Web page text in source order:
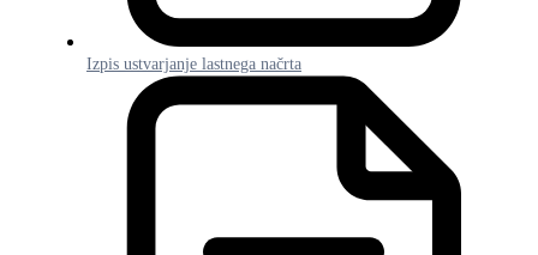
Izpis ustvarjanje lastnega načrta